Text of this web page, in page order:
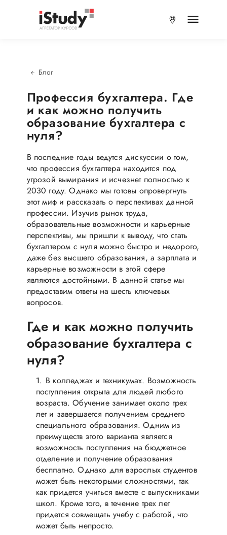
Блог
Профессия бухгалтера. Где
и как можно получить
образование бухгалтера с
нуля?
В последние годы ведутся дискуссии о том,
что профессия бухгалтера находится под
угрозой вымирания и исчезнет полностью к
2030 году. Однако мы готовы опровергнуть
этот миф и рассказать о перспективах данной
профессии. Изучив рынок труда,
образовательные возможности и карьерные
перспективы, мы пришли к выводу, что стать
бухгалтером с нуля можно быстро и недорого,
даже без высшего образования, а зарплата и
карьерные возможности в этой сфере
являются достойными. В данной статье мы
предоставим ответы на шесть ключевых
вопросов.
Где и как можно получить
образование бухгалтера с
нуля?
В колледжах и техникумах. Возможность
поступления открыта для людей любого
возраста. Обучение занимает около трех
лет и завершается получением среднего
специального образования. Одним из
преимуществ этого варианта является
возможность поступления на бюджетное
отделение и получение образования
бесплатно. Однако для взрослых студентов
может быть некоторыми сложностями, так
как придется учиться вместе с выпускниками
школ. Кроме того, в течение трех лет
придется совмещать учебу с работой, что
может быть непросто.